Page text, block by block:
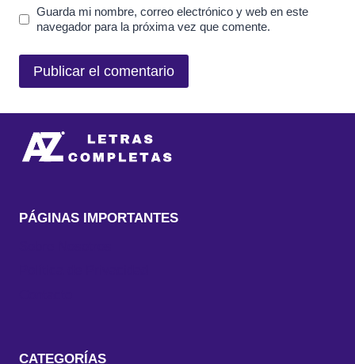
Guarda mi nombre, correo electrónico y web en este
navegador para la próxima vez que comente.
PÁGINAS IMPORTANTES
CATEGORÍAS